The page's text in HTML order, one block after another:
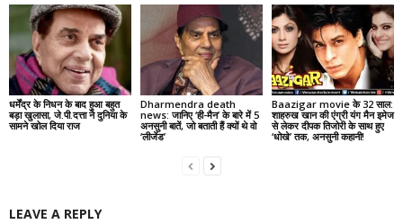
धर्मेंद्र के निधन के बाद हुआ बहुत
बड़ा खुलासा, जे.पी.दत्ता ने दुनिया के
सामने खोल दिया राज
Dharmendra death
news: जानिए ‘ही-मैन’ के बारे में 5
अनसुनी बातें, जो बताती हैं क्यों थे वो
‘लीजेंड’
Baazigar movie के 32 साल:
शाहरुख खान की एंग्री यंग मैन इमेज
से लेकर दीपक तिजोरी के साथ हुए
‘धोखे’ तक, अनसुनी कहानी!
LEAVE A REPLY